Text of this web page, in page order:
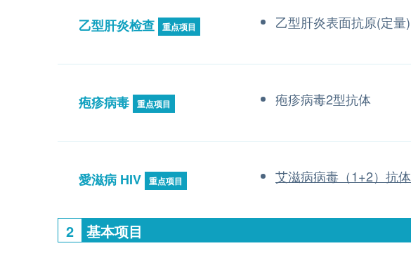
乙型肝炎检查 重点项目 乙型肝炎表面抗原(定量)
疱疹病毒 重点项目 疱疹病毒2型抗体
愛滋病 HIV 重点项目 艾滋病病毒（1+2）抗体
2 基本项目